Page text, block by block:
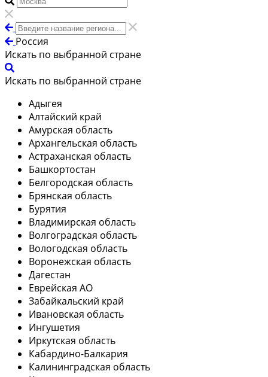
Россия
Искать по выбранной стране
Искать по выбранной стране
Адыгея
Алтайский край
Амурская область
Архангельская область
Астраханская область
Башкортостан
Белгородская область
Брянская область
Бурятия
Владимирская область
Волгоградская область
Вологодская область
Воронежская область
Дагестан
Еврейская АО
Забайкальский край
Ивановская область
Ингушетия
Иркутская область
Кабардино-Балкария
Калининградская область